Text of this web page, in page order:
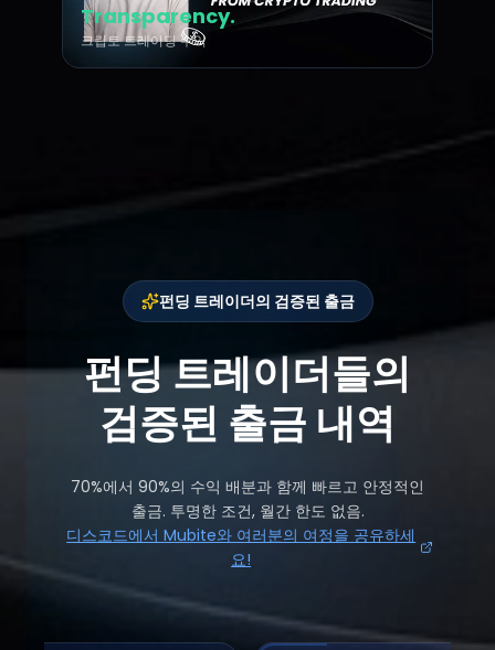
Transparency.
크립토 트레이딩 수익
펀딩 트레이더의 검증된 출금
펀딩 트레이더들의
검증된 출금 내역
70%에서 90%의 수익 배분과 함께 빠르고 안정적인
출금. 투명한 조건, 월간 한도 없음.
디스코드에서 Mubite와 여러분의 여정을 공유하세
요!